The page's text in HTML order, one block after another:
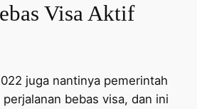
Visa Aktif
juga nantinya pemerintah
bebas visa, dan ini